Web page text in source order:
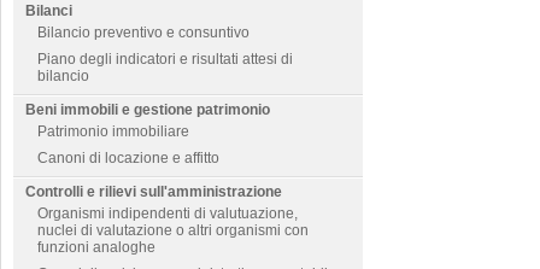
Bilanci
Bilancio preventivo e consuntivo
Piano degli indicatori e risultati attesi di
bilancio
Beni immobili e gestione patrimonio
Patrimonio immobiliare
Canoni di locazione e affitto
Controlli e rilievi sull'amministrazione
Organismi indipendenti di valutuazione,
nuclei di valutazione o altri organismi con
funzioni analoghe